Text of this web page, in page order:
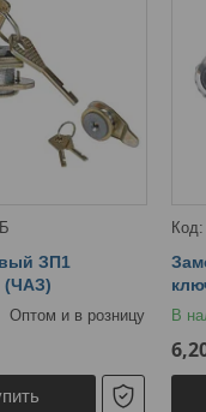
ЗП1
(ЧАЗ)
Оптом и в розницу В